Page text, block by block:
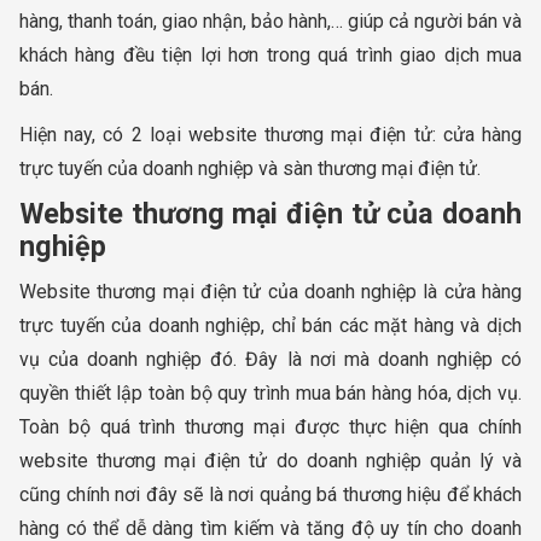
hàng, thanh toán, giao nhận, bảo hành,… giúp cả người bán và
khách hàng đều tiện lợi hơn trong quá trình giao dịch mua
bán.
Hiện nay, có 2 loại website thương mại điện tử: cửa hàng
trực tuyến của doanh nghiệp và sàn thương mại điện tử.
Website thương mại điện tử của doanh
nghiệp
Website thương mại điện tử của doanh nghiệp là cửa hàng
trực tuyến của doanh nghiệp, chỉ bán các mặt hàng và dịch
vụ của doanh nghiệp đó. Đây là nơi mà doanh nghiệp có
quyền thiết lập toàn bộ quy trình mua bán hàng hóa, dịch vụ.
Toàn bộ quá trình thương mại được thực hiện qua chính
website thương mại điện tử do doanh nghiệp quản lý và
cũng chính nơi đây sẽ là nơi quảng bá thương hiệu để khách
hàng có thể dễ dàng tìm kiếm và tăng độ uy tín cho doanh